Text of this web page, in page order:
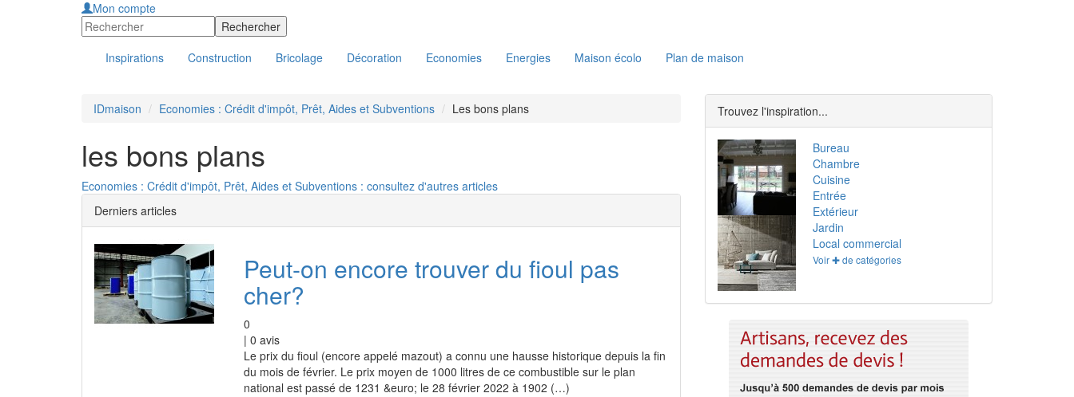
Mon compte
Inspirations Construction Bricolage Décoration Economies Energies Maison écolo Plan de maison
IDmaison Economies : Crédit d'impôt, Prêt, Aides et Subventions Les bons plans
les bons plans
Economies : Crédit d'impôt, Prêt, Aides et Subventions : consultez d'autres articles
Derniers articles
Peut-on encore trouver du fioul pas
cher?
0
| 0 avis
Le prix du fioul (encore appelé mazout) a connu une hausse historique depuis la fin
du mois de février. Le prix moyen de 1000 litres de ce combustible sur le plan
national est passé de 1231 &euro; le 28 février 2022 à 1902 (…)
Trouvez l'inspiration...
Bureau
Chambre
Cuisine
Entrée
Extérieur
Jardin
Local commercial
Voir ✚ de catégories